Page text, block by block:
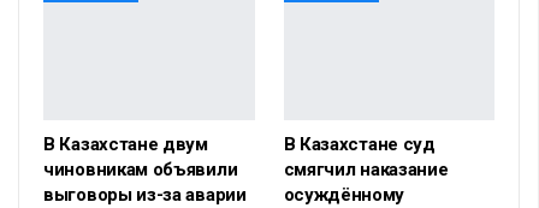
В Казахстане двум
чиновникам объявили
выговоры из-за аварии
В Казахстане суд
смягчил наказание
осуждённому